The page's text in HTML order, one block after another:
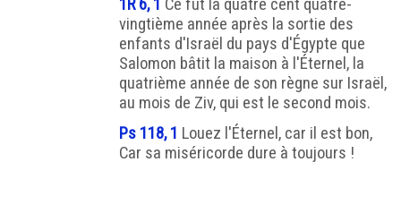
1R 6, 1 Ce fut la quatre cent quatre-
vingtième année après la sortie des
enfants d'Israël du pays d'Égypte que
Salomon bâtit la maison à l'Éternel, la
quatrième année de son règne sur Israël,
au mois de Ziv, qui est le second mois.
Ps 118, 1 Louez l'Éternel, car il est bon,
Car sa miséricorde dure à toujours !